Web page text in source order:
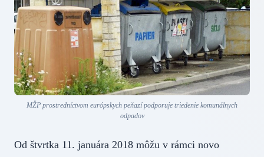
MŽP prostredníctvom európskych peňazí podporuje triedenie komunálnych
odpadov
Od štvrtka 11. januára 2018 môžu v rámci novo